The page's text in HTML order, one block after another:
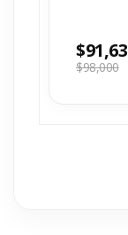
$98,000
$